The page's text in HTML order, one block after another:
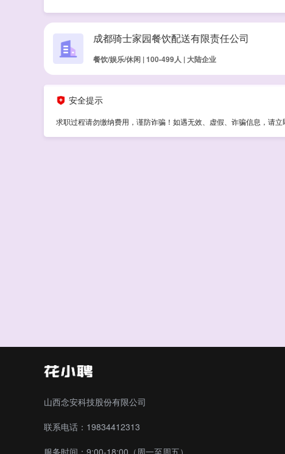
成都骑士家园餐饮配送有限责任公司
餐饮/娱乐/休闲 | 100-499人 | 大陆企业
安全提示
求职过程请勿缴纳费用，谨防诈骗！如遇无效、虚假、诈骗信息，请
山西念安科技股份有限公司
联系电话：19834412313